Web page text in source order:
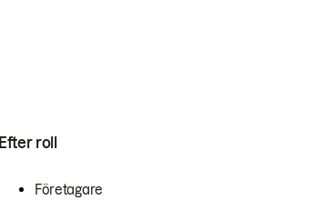
Efter roll
Företagare